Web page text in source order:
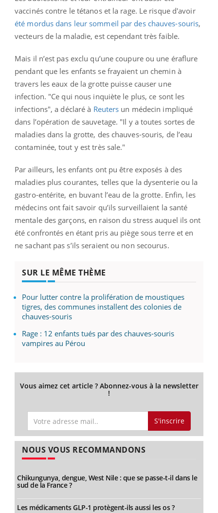
vaccinés contre le tétanos et la rage. Le risque d'avoir
été mordus dans leur sommeil par des chauves-souris,
vecteurs de la maladie, est cependant très faible.
Mais il n’est pas exclu qu’une coupure ou une éraflure
pendant que les enfants se frayaient un chemin à
travers les eaux de la grotte puisse causer une
infection. "Ce qui nous inquiète le plus, ce sont les
infections", a déclaré à Reuters un médecin impliqué
dans l’opération de sauvetage. "Il y a toutes sortes de
maladies dans la grotte, des chauves-souris, de l’eau
contaminée, tout y est très sale."
Par ailleurs, les enfants ont pu être exposés à des
maladies plus courantes, telles que la dysenterie ou la
gastro-entérite, en buvant l’eau de la grotte. Enfin, les
médecins ont fait savoir qu’ils surveillaient la santé
mentale des garçons, en raison du stress auquel ils ont
été confrontés en étant pris au piège sous terre et en
ne sachant pas s’ils seraient ou non secourus.
SUR LE MÊME THÈME
Pour lutter contre la prolifération de moustiques
tigres, des communes installent des colonies de
chauves-souris
Rage : 12 enfants tués par des chauves-souris
vampires au Pérou
Vous aimez cet article ? Abonnez-vous à la newsletter
!
S'inscrire
NOUS VOUS RECOMMANDONS
Chikungunya, dengue, West Nile : que se passe-t-il dans le
sud de la France ?
Les médicaments GLP-1 protègent-ils aussi les os ?